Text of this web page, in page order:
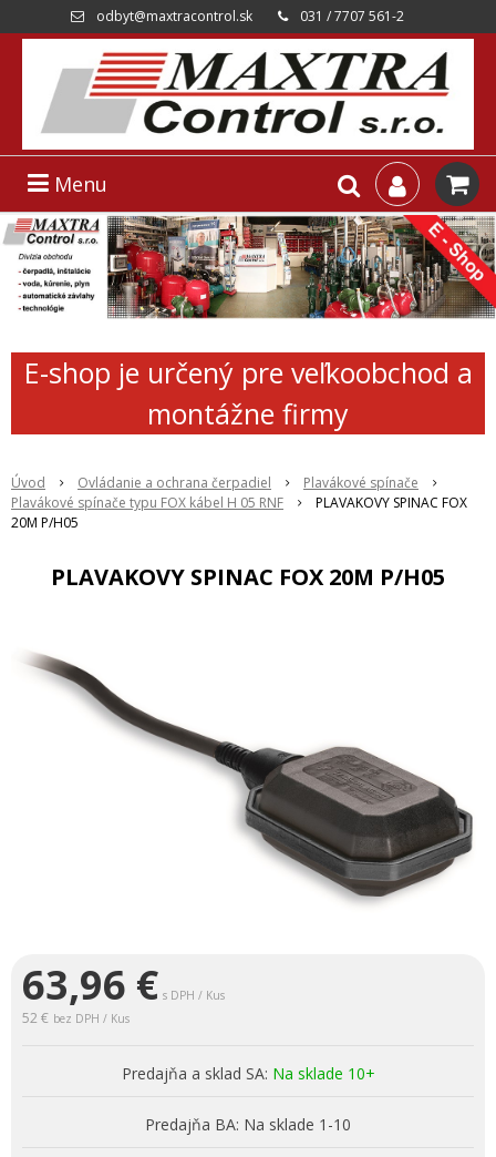
odbyt@maxtracontrol.sk 031 / 7707 561-2
Menu
E-shop je určený pre veľkoobchod a
montážne firmy
Úvod Ovládanie a ochrana čerpadiel
Plavákové spínače
Plavákové spínače typu FOX kábel H 05 RNF
PLAVAKOVY SPINAC FOX
20M P/H05
PLAVAKOVY SPINAC FOX 20M P/H05
63,96 € s DPH / Kus
52 € bez DPH / Kus
Predajňa a sklad SA: Na sklade 10+
Predajňa BA: Na sklade 1-10